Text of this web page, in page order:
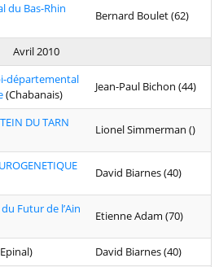
du Bas-Rhin
Bernard Boulet (62)
Avril 2010
départemental
(Chabanais)
Jean-Paul Bichon (44)
DU TARN
Lionel Simmerman ()
David Biarnes (40)
Futur de l’Ain
Etienne Adam (70)
David Biarnes (40)